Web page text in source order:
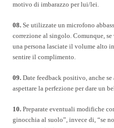
motivo di imbarazzo per lui/lei.
08. Se utilizzate un microfono
correzione al singolo. Comunque,
una persona lasciate il volume alto
sentire il complimento.
09. Date feedback positivo, anche
aspettare la perfezione per dare un
10. Preparate eventuali modifiche
ginocchia al suolo”, invece di, “se